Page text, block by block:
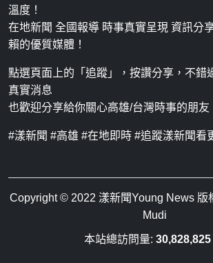
溫度！
在地新聞 全國報導 時事真實呈現 資訊分
賴的優質媒體！
點選頁面上的「追蹤」，按讚分享，不錯
真實消息
也歡迎分享給你關心高雄/台灣時事的朋友
#漾新聞 #高雄 #在地即時 #追蹤漾新聞看
Copyright © 2022 漾新聞Young News 版
Mudi
本站總訪問量: 30,828,825